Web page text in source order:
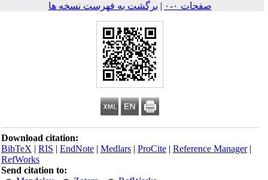
صفحات ۰-۰
| برگشت به فهرست نسخه ها
Download citation:
BibTeX|RIS|EndNote|Medlars|ProCite|Reference Manager
RefWorks
Send citation to: